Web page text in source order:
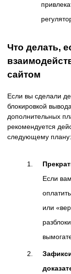
Что делать,
сайтом
Если вы сделали
блокировкой
дополнительных
рекомендуется
следующему плану:
Если
или